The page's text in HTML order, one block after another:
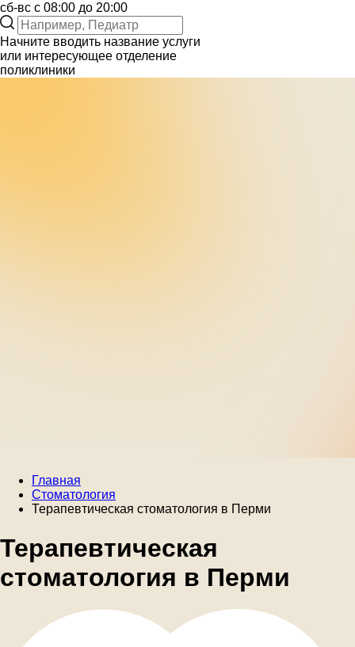
сб-вс с 08:00 до 20:00
Начните вводить название услуги
или интересующее отделение
поликлиники
Главная
Стоматология
Терапевтическая стоматология в Перми
Терапевтическая
стоматология в Перми